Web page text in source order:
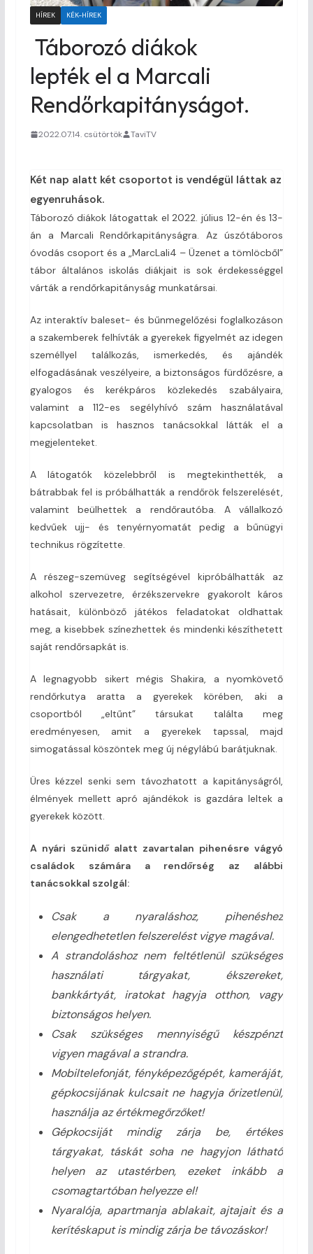
HÍREK KÉK-HÍREK
Táborozó diákok
lepték el a Marcali
Rendőrkapitányságot.
2022.07.14. csütörtök TaviTV
Két nap alatt két csoportot is vendégül láttak az
egyenruhások.
Táborozó diákok látogattak el 2022. július 12-én és 13-
án a Marcali Rendőrkapitányságra. Az úszótáboros
óvodás csoport és a „MarcLali4 – Üzenet a tömlöcből”
tábor általános iskolás diákjait is sok érdekességgel
várták a rendőrkapitányság munkatársai.
Az interaktív baleset- és bűnmegelőzési foglalkozáson
a szakemberek felhívták a gyerekek figyelmét az idegen
személlyel találkozás, ismerkedés, és ajándék
elfogadásának veszélyeire, a biztonságos fürdőzésre, a
gyalogos és kerékpáros közlekedés szabályaira,
valamint a 112-es segélyhívó szám használatával
kapcsolatban is hasznos tanácsokkal látták el a
megjelenteket.
A látogatók közelebbről is megtekinthették, a
bátrabbak fel is próbálhatták a rendőrök felszerelését,
valamint beülhettek a rendőrautóba. A vállalkozó
kedvűek ujj- és tenyérnyomatát pedig a bűnügyi
technikus rögzítette.
A részeg-szemüveg segítségével kipróbálhatták az
alkohol szervezetre, érzékszervekre gyakorolt káros
hatásait, különböző játékos feladatokat oldhattak
meg, a kisebbek színezhettek és mindenki készíthetett
saját rendőrsapkát is.
A legnagyobb sikert mégis Shakira, a nyomkövető
rendőrkutya aratta a gyerekek körében, aki a
csoportból „eltűnt” társukat találta meg
eredményesen, amit a gyerekek tapssal, majd
simogatással köszöntek meg új négylábú barátjuknak.
Üres kézzel senki sem távozhatott a kapitányságról,
élmények mellett apró ajándékok is gazdára leltek a
gyerekek között.
A nyári szünidő alatt zavartalan pihenésre vágyó
családok számára a rendőrség az alábbi
tanácsokkal szolgál:
Csak a nyaraláshoz, pihenéshez
elengedhetetlen felszerelést vigye magával.
A strandoláshoz nem feltétlenül szükséges
használati tárgyakat, ékszereket,
bankkártyát, iratokat hagyja otthon, vagy
biztonságos helyen.
Csak szükséges mennyiségű készpénzt
vigyen magával a strandra.
Mobiltelefonját, fényképezőgépét, kameráját,
gépkocsijának kulcsait ne hagyja őrizetlenül,
használja az értékmegőrzőket!
Gépkocsiját mindig zárja be, értékes
tárgyakat, táskát soha ne hagyjon látható
helyen az utastérben, ezeket inkább a
csomagtartóban helyezze el!
Nyaralója, apartmanja ablakait, ajtajait és a
kerítéskaput is mindig zárja be távozáskor!